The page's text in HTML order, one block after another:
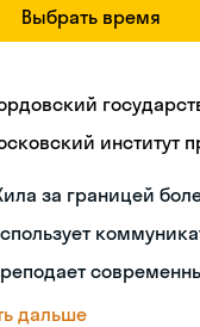
Выбрать время
институт
за границей
дальше